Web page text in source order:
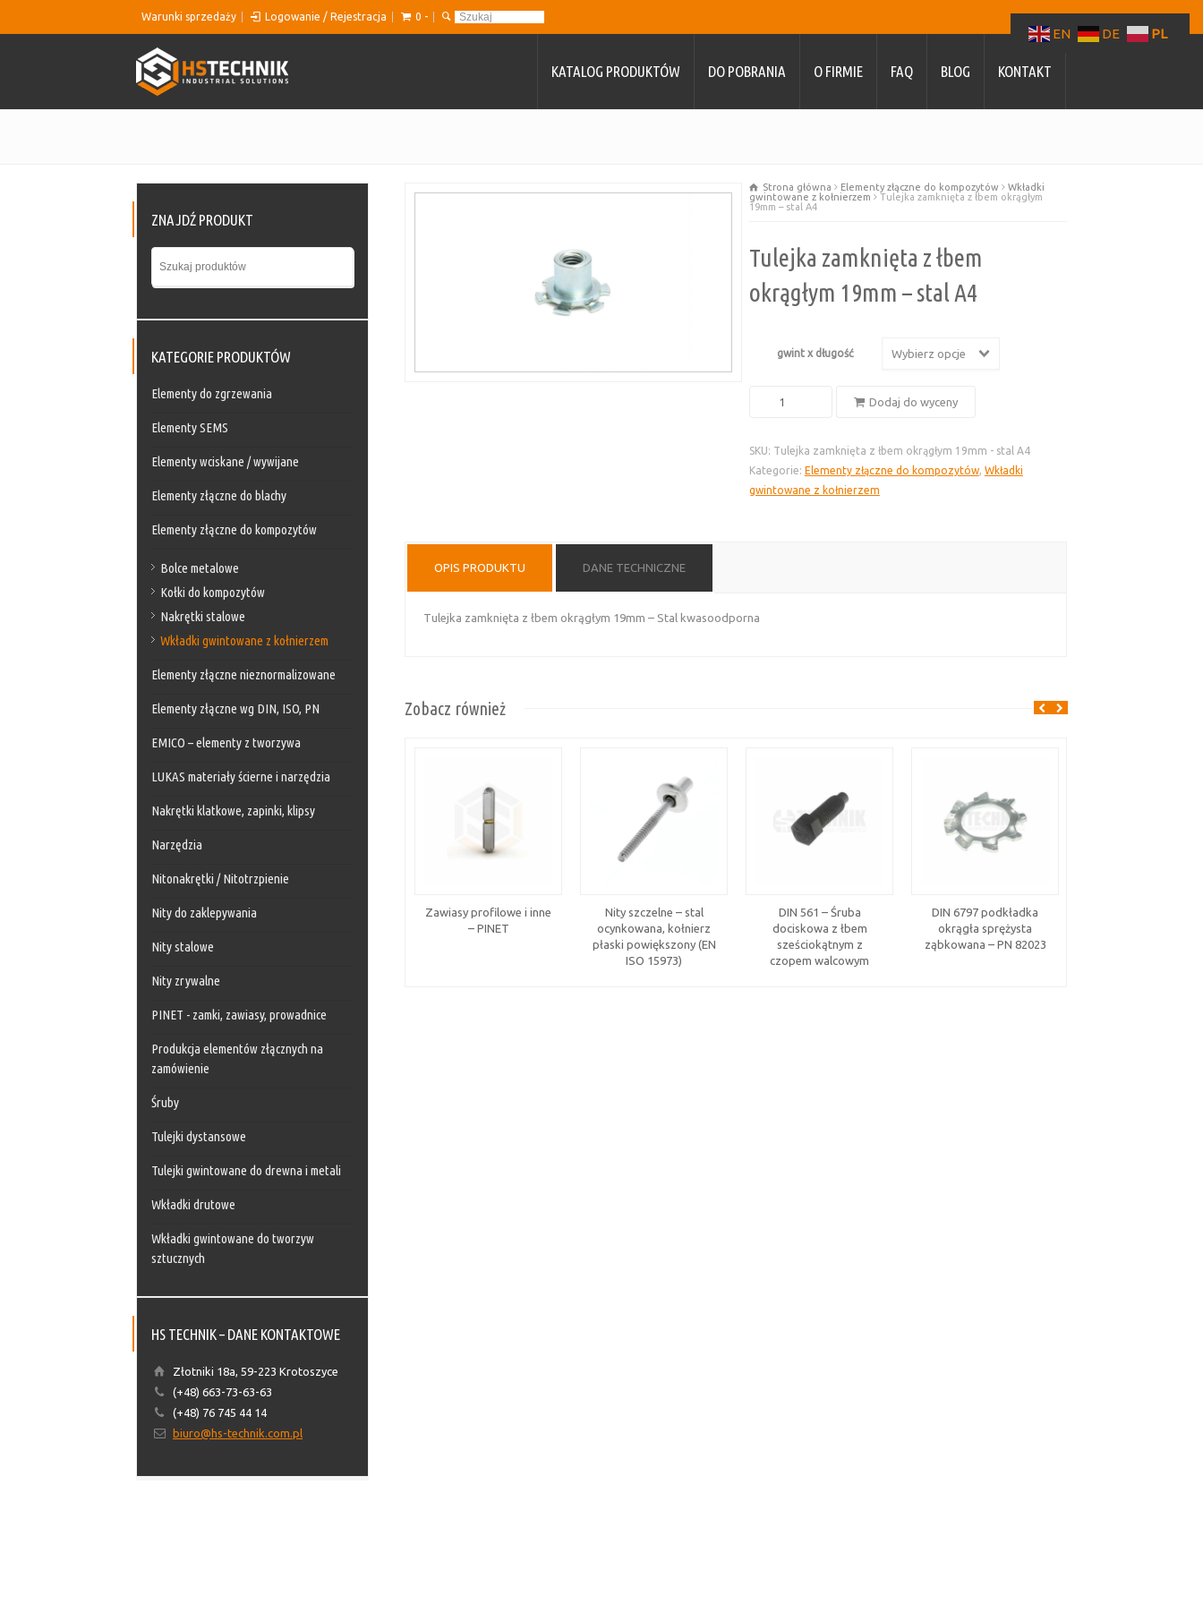
Warunki sprzedaży Logowanie / Rejestracja 0 -
KATALOG PRODUKTÓW DO POBRANIA O FIRMIE FAQ BLOG KONTAKT
Strona główna Elementy złączne do kompozytów
Wkładki
gwintowane z kołnierzem
Tulejka zamknięta z łbem okrągłym
19mm – stal A4
Tulejka zamknięta z łbem
okrągłym 19mm – stal A4
gwint x długość Wybierz opcje
z
łbem
okrągłym
Dodaj do wyceny
SKU: Tulejka zamknięta z łbem okrągłym 19mm - stal A4
Kategorie: Elementy złączne do kompozytów, Wkładki
gwintowane z kołnierzem
OPIS PRODUKTU DANE TECHNICZNE
Tulejka zamknięta z łbem okrągłym 19mm – Stal kwasoodporna
Zobacz również
Zawiasy profilowe i inne
– PINET
Nity szczelne – stal
ocynkowana, kołnierz
płaski powiększony (EN
ISO 15973)
DIN 561 – Śruba
dociskowa z łbem
sześciokątnym z
czopem walcowym
DIN 6797 podkładka
okrągła sprężysta
ząbkowana – PN 82023
ZNAJDŹ PRODUKT
KATEGORIE PRODUKTÓW
Elementy do zgrzewania
Elementy SEMS
Elementy wciskane / wywijane
Elementy złączne do blachy
Elementy złączne do kompozytów
Bolce metalowe
Kołki do kompozytów
Nakrętki stalowe
Wkładki gwintowane z kołnierzem
Elementy złączne nieznormalizowane
Elementy złączne wg DIN, ISO, PN
EMICO – elementy z tworzywa
LUKAS materiały ścierne i narzędzia
Nakrętki klatkowe, zapinki, klipsy
Narzędzia
Nitonakrętki / Nitotrzpienie
Nity do zaklepywania
Nity stalowe
Nity zrywalne
PINET - zamki, zawiasy, prowadnice
Produkcja elementów złącznych na
zamówienie
Śruby
Tulejki dystansowe
Tulejki gwintowane do drewna i metali
Wkładki drutowe
Wkładki gwintowane do tworzyw
sztucznych
HS TECHNIK – DANE KONTAKTOWE
Złotniki 18a, 59-223 Krotoszyce
(+48) 663-73-63-63
(+48) 76 745 44 14
biuro@hs-technik.com.pl
EN DE PL